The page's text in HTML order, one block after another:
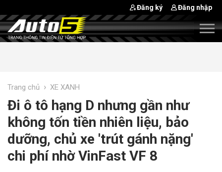
Đăng ký Đăng nhập
Trang chủ › XE XANH
Đi ô tô hạng D nhưng gần như
không tốn tiền nhiên liệu, bảo
dưỡng, chủ xe 'trút gánh nặng'
chi phí nhờ VinFast VF 8